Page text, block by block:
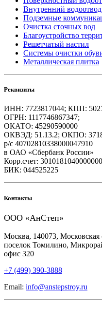
Внутренний водоотвод
Подземные
Очистка сточных вод
Благоустройство
Решетчатый настил
Системы очистки
Металлическая плитка
Реквизиты
ИНН: 7723817044; КПП:
ОГРН: 1117746867347;
ОКАТО: 45290590000
ОКВЭД: 51.13.2; ОКПО:
р/с 40702810338000047910
в ОАО «Сбербанк России»
Корр.счет:
БИК: 044525225
Контакты
ООО «АнСтеп»
Москва, 140073,
поселок Томилино,
офис 320
+7 (499) 390-3888
Email: info@anstepstroy.ru